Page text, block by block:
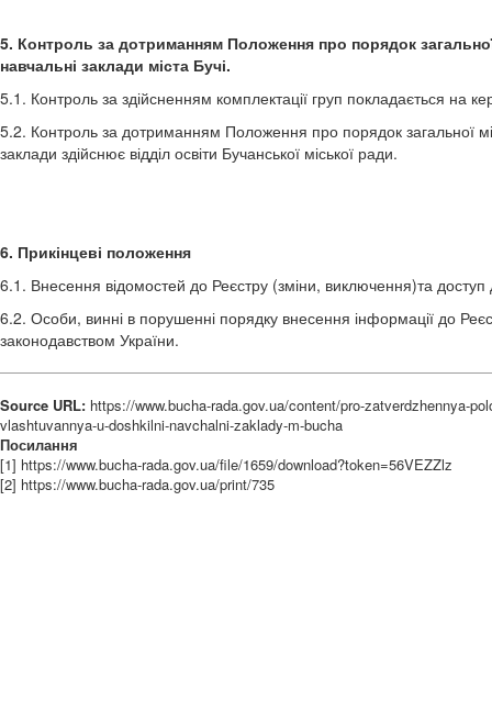
5. Контроль за дотриманням Положення про порядок
навчальні заклади міста Бучі.
5.1. Контроль за здійсненням комплектації груп покладається на
5.2. Контроль за дотриманням Положення про порядок загальної
заклади здійснює відділ освіти Бучанської міської ради.
6. Прикінцеві положення
6.1. Внесення відомостей до Реєстру (зміни, виключення)та доступ
6.2. Особи, винні в порушенні порядку внесення інформації до
законодавством України.
Source URL: https://www.bucha-rada.gov.ua/content/pro-zatverdzhennya-
vlashtuvannya-u-doshkilni-navchalni-zaklady-m-bucha
Посилання
[1] https://www.bucha-rada.gov.ua/file/1659/download?token=56VEZZlz
[2] https://www.bucha-rada.gov.ua/print/735